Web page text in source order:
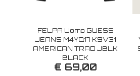
FELPA Uomo GUESS
JEANS M4YQ17 K9V31
AMERICAN TRAD JBLK
BLACK
€ 69,00